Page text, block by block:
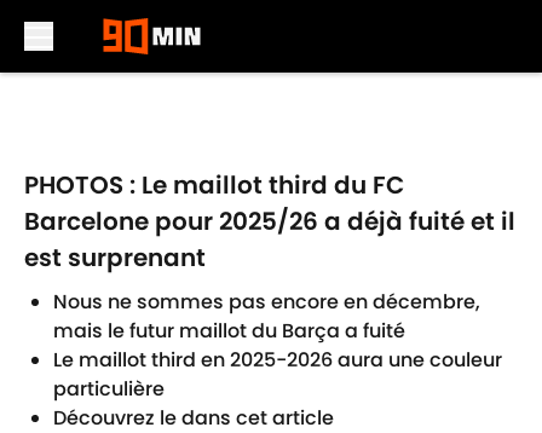
PHOTOS : Le maillot third du FC
Barcelone pour 2025/26 a déjà fuité et il
est surprenant
Nous ne sommes pas encore en décembre,
mais le futur maillot du Barça a fuité
Le maillot third en 2025-2026 aura une couleur
particulière
Découvrez le dans cet article